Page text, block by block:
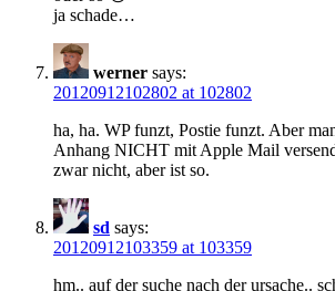
ja schade…
werner says:
20120912102802 at 102802
ha, ha. WP funzt, Postie funzt. Aber
Anhang NICHT mit Apple Mail
zwar nicht, aber ist so.
sd says:
20120912103359 at 103359
hm.. auf der suche nach der ursache..